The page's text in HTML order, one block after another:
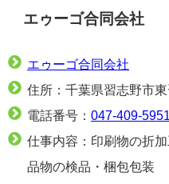
エゥーゴ合同会社
エゥーゴ合同会社
住所：千葉県習志野市
電話番号： 047-409-5951
仕事内容：印刷物の折加
品物の検品・梱包包装